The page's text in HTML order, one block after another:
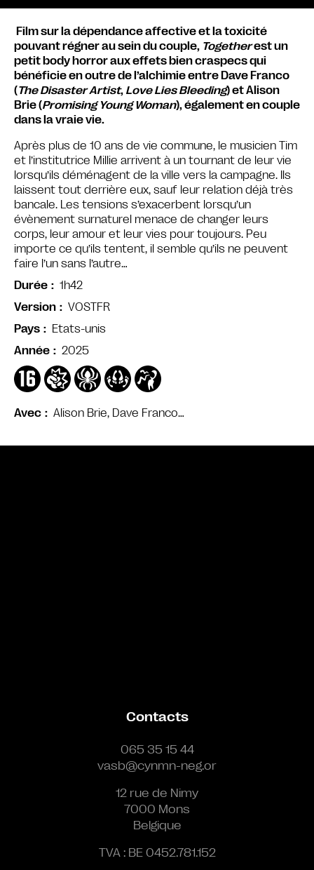
Avec Alison Brie, Dave Franco…
Film sur la dépendance affective et la toxicité
pouvant régner au sein du couple, Togetherest un
petit body horror aux effets bien craspecs qui
bénéficie en outre de l’alchimie entre Dave Franco
(The Disaster Artist, Love Lies Bleeding) et Alison
Brie (Promising Young Woman), également en couple
dans la vraie vie.
Après plus de 10 ans de vie commune, le musicien Tim
et l’institutrice Millie arrivent à un tournant de leur vie
lorsqu’ils déménagent de la ville vers la campagne. Ils
laissent tout derrière eux, sauf leur relation déjà très
bancale. Les tensions s’exacerbent lorsqu’un
évènement surnaturel menace de changer leurs
corps, leur amour et leur vies pour toujours. Peu
importe ce qu’ils tentent, il semble qu’ils ne peuvent
faire l’un sans l’autre…
Durée
1h42
Version
VOSTFR
Pays
Etats-unis
Année
2025
Contacts
065 35 15 44
vasb@cynmn-neg.or
12 rue de Nimy
7000 Mons
Belgique
TVA : BE 0452.781.152